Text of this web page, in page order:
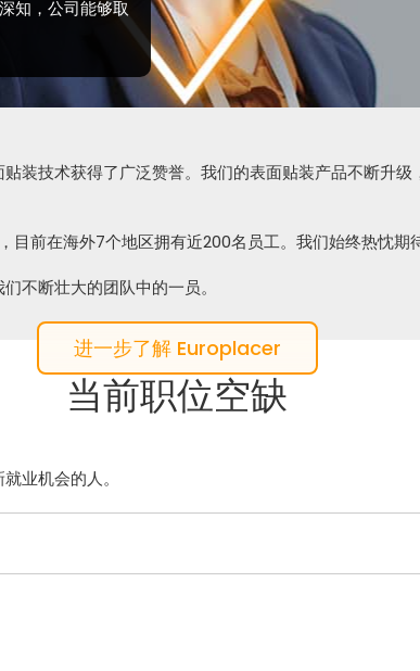
知，公司能够取
装技术获得了广泛赞誉。我们的表面贴装产品不断升
前在海外7个地区拥有近200名员工。我们始终热忱期
不断壮大的团队中的一员。
进一步了解 Europlacer
当前职位空缺
业机会的人。